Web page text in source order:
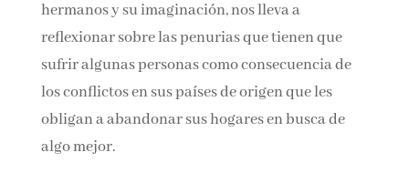
hermanos y su imaginación, nos lleva a
reflexionar sobre las penurias que tienen que
sufrir algunas personas como consecuencia de
los conflictos en sus países de origen que les
obligan a abandonar sus hogares en busca de
algo mejor.